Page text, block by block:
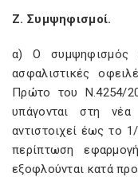
Ζ. Συμψηφισμοί.
α) Ο συμψηφισμός
ασφαλιστικές
Πρώτο του Ν.4254/
υπάγονται στη
αντιστοιχεί έως το
περίπτωση
εξοφλούνται κατά